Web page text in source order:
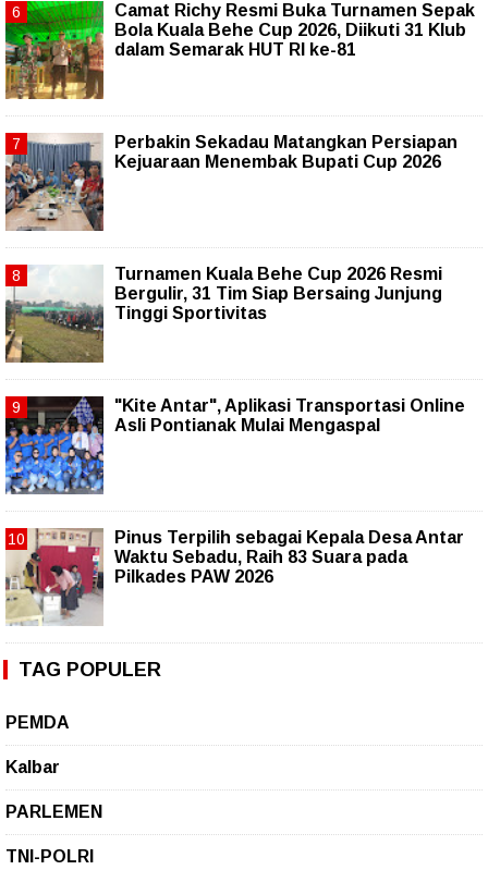
Camat Richy Resmi Buka Turnamen Sepak
Bola Kuala Behe Cup 2026, Diikuti 31 Klub
dalam Semarak HUT RI ke-81
Perbakin Sekadau Matangkan Persiapan
Kejuaraan Menembak Bupati Cup 2026
Turnamen Kuala Behe Cup 2026 Resmi
Bergulir, 31 Tim Siap Bersaing Junjung
Tinggi Sportivitas
"Kite Antar", Aplikasi Transportasi Online
Asli Pontianak Mulai Mengaspal
Pinus Terpilih sebagai Kepala Desa Antar
Waktu Sebadu, Raih 83 Suara pada
Pilkades PAW 2026
TAG POPULER
PEMDA
Kalbar
PARLEMEN
TNI-POLRI